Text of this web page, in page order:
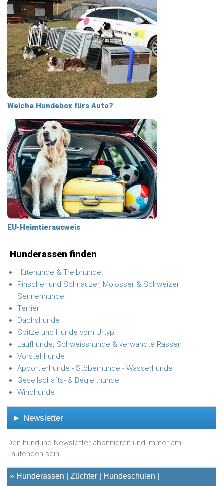
Welche Hundebox fürs Auto?
EU-Heimtierausweis
Hunderassen finden
Hütehunde & Treibhunde
Pinscher und Schnauzer, Molosser & Schweizer
Sennenhunde
Terrier
Dachshunde
Spitze und Hunde vom Urtyp
Laufhunde, Schweisshunde & verwandte Rassen
Vorstehhunde
Apportierhunde - Stöberhunde - Wasserhunde
Gesellschafts- & Begleithunde
Windhunde
► Newsletter
Den hundund Newsletter abonnieren und immer am
Laufenden sein.
» Hunderassen Züchter Hundeschulen